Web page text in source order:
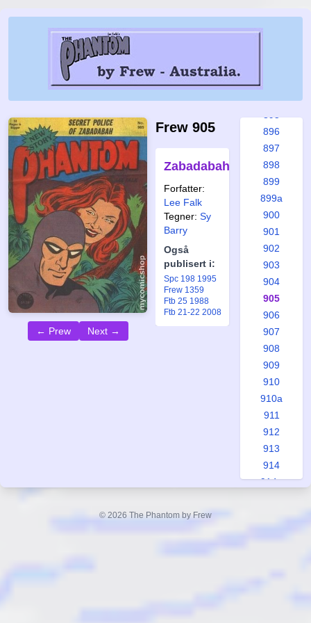
← Prew Next →
Frew 905
Zabadabah
Forfatter:
Lee Falk
Tegner: Sy
Barry
Også
publisert i:
Spc 198 1995
Frew 1359
Ftb 25 1988
Ftb 21-22 2008
890
896
897
898
899
899a
900
901
902
903
904
905
906
907
908
909
910
910a
911
912
913
914
914a
© 2026 The Phantom by Frew